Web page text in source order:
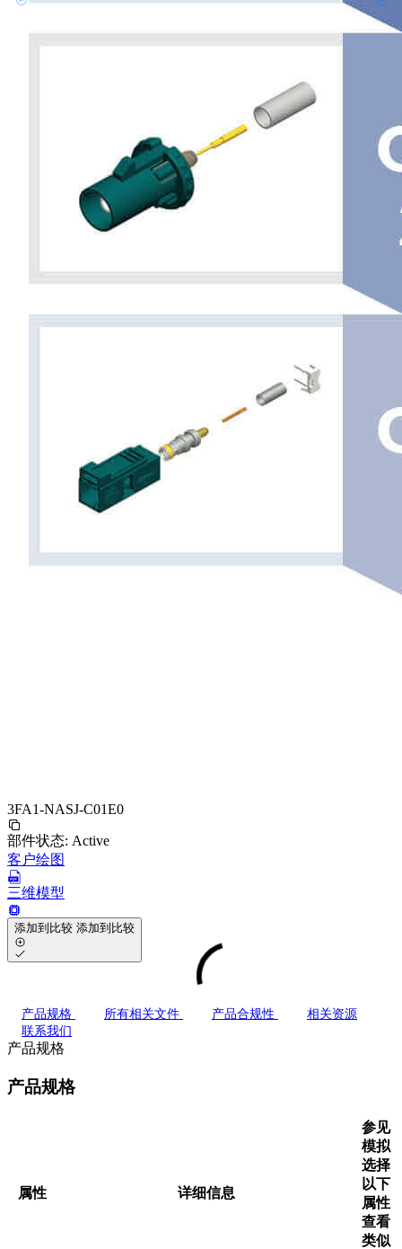
3FA1-NASJ-C01E0
部件状态: Active
客户绘图
三维模型
添加到比较 添加到比较
产品规格 所有相关文件 产品合规性
相关资源
联系我们
产品规格
产品规格
属性 详细信息
参见
模拟
选择
以下
属性
查看
类似